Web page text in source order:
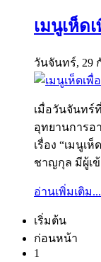
เมนูเห็ด
วันจันทร์, 29
เมื่อวันจันทร์
อุทยานการอ
เรื่อง “เมนูเ
ชาญกุล มีผู้เ
อ่านเพิ่มเติม...
เริ่มต้น
ก่อนหน้า
1